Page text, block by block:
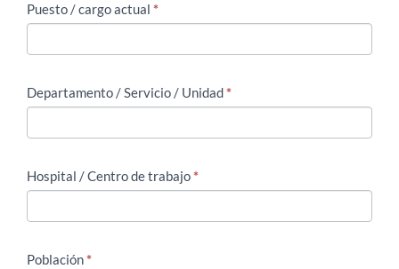
Puesto / cargo actual *
Departamento / Servicio / Unidad*
Hospital / Centro de trabajo*
Población*